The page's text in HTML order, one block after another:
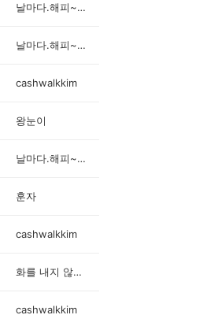
날마다.해피~~~♬♪♪
날마다.해피~~~♬♪♪
cashwalkkim
왕눈이
날마다.해피~~~♬♪♪
훈자
cashwalkkim
화를 내지 않는 착한 남자
cashwalkkim